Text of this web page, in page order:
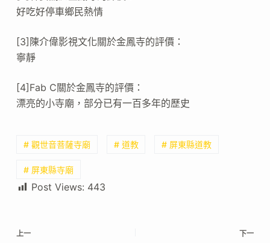
好吃好停車鄉民熱情
[3]陳介偉影視文化關於金鳳寺的評價：
寧靜
[4]Fab C關於金鳳寺的評價：
漂亮的小寺廟，部分已有一百多年的歷史
# 觀世音菩薩寺廟 # 道教 # 屏東縣道教
# 屏東縣寺廟
Post Views: 443
上一 下一